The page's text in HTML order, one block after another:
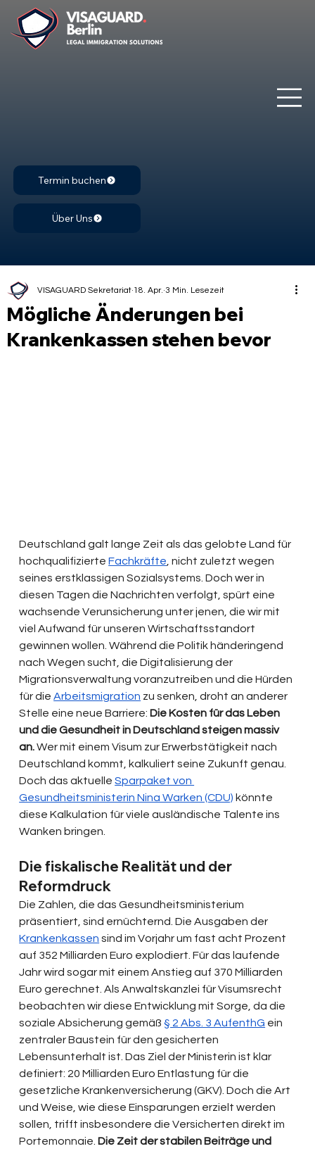
Termin buchen
Über Uns
Mögliche Änderungen bei
Krankenkassen stehen bevor
VISAGUARD Sekretariat 18. Apr. 3 Min. Lesezeit
Deutschland galt lange Zeit als das gelobte Land für
hochqualifizierte Fachkräfte , nicht zuletzt wegen
seines erstklassigen Sozialsystems. Doch wer in
diesen Tagen die Nachrichten verfolgt, spürt eine
wachsende Verunsicherung unter jenen, die wir mit
viel Aufwand für unseren Wirtschaftsstandort
gewinnen wollen. Während die Politik händeringend
nach Wegen sucht, die Digitalisierung der
Migrationsverwaltung voranzutreiben und die Hürden
für die Arbeitsmigration zu senken, droht an anderer
Stelle eine neue Barriere: Die Kosten für das Leben
und die Gesundheit in Deutschland steigen massiv
an. Wer mit einem Visum zur Erwerbstätigkeit nach
Deutschland kommt, kalkuliert seine Zukunft genau.
Doch das aktuelle Sparpaket von
Gesundheitsministerin Nina Warken (CDU) könnte
diese Kalkulation für viele ausländische Talente ins
Wanken bringen.
Die fiskalische Realität und der
Reformdruck
Die Zahlen, die das Gesundheitsministerium
präsentiert, sind ernüchternd. Die Ausgaben der
Krankenkassen sind im Vorjahr um fast acht Prozent
auf 352 Milliarden Euro explodiert. Für das laufende
Jahr wird sogar mit einem Anstieg auf 370 Milliarden
Euro gerechnet. Als Anwaltskanzlei für Visumsrecht
beobachten wir diese Entwicklung mit Sorge, da die
soziale Absicherung gemäß § 2 Abs. 3 AufenthG ein
zentraler Baustein für den gesicherten
Lebensunterhalt ist. Das Ziel der Ministerin ist klar
definiert: 20 Milliarden Euro Entlastung für die
gesetzliche Krankenversicherung (GKV). Doch die Art
und Weise, wie diese Einsparungen erzielt werden
sollen, trifft insbesondere die Versicherten direkt im
Portemonnaie. Die Zeit der stabilen Beiträge und